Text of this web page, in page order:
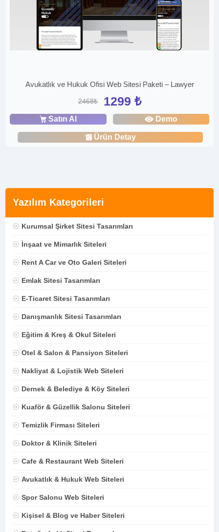
Yazılım Kategorileri
Kurumsal Şirket Sitesi Tasarımları
İnşaat ve Mimarlık Siteleri
Rent A Car ve Oto Galeri Siteleri
Emlak Sitesi Tasarımları
E-Ticaret Sitesi Tasarımları
Danışmanlık Sitesi Tasarımları
Eğitim & Kreş & Okul Siteleri
Otel & Salon & Pansiyon Siteleri
Nakliyat & Lojistik Web Siteleri
Dernek & Belediye & Köy Siteleri
Kuaför & Güzellik Salonu Siteleri
Temizlik Firması Siteleri
Doktor & Klinik Siteleri
Cafe & Restaurant Web Siteleri
Avukatlık & Hukuk Web Siteleri
Spor Salonu Web Siteleri
Kişisel & Blog ve Haber Siteleri
Avukatlık ve Hukuk Ofisi Web Sitesi Paketi – Lawyer
2468₺ 1299 ₺
Satın Al Demo
Ürün Detay